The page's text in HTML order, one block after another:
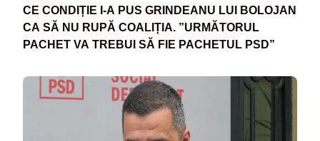
CE CONDIȚIE I-A PUS GRINDEANU LUI BOLOJAN
CA SĂ NU RUPĂ COALIȚIA. ”URMĂTORUL
PACHET VA TREBUI SĂ FIE PACHETUL PSD”